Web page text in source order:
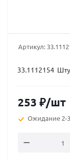
Артикул:
33.1112154
253 ₽/шт
Ожидание 2-